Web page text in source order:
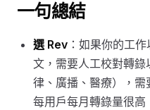
一句總結
選 Rev ：如果你的工
文，需要人工校對轉
律、廣播、醫療），
每用戶每月轉錄量很